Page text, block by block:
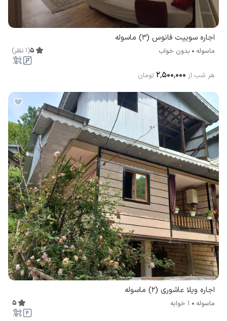
اجاره سوییت فانوس (3) ماسوله
ماسوله بدون خواب 5
(
1 نظر)
هر شب از ۲٬۵۰۰٬۰۰۰ تومان
اجاره ویلا عاشوری (2) ماسوله
ماسوله 1 خوابه 5